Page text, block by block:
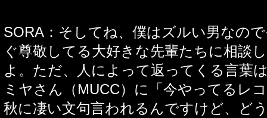
SORA：そしてね、僕はズルい男なの
ぐ尊敬してる大好きな先輩たちに相談
よ。ただ、人によって返ってくる言葉
ミヤさん（MUCC）に「今やってるレ
秋に凄い文句言われるんですけど、ど